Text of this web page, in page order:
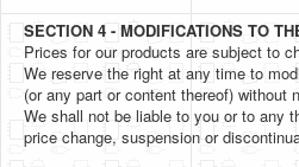
SECTION 4 - MODIFICATIONS TO
Prices for our products are subject to
We reserve the right at any time to
(or any part or content thereof) without
We shall not be liable to you or to any
price change, suspension or